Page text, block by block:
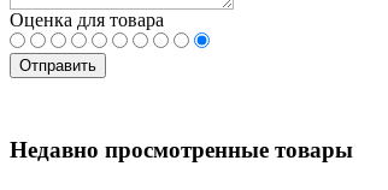
Оценка для товара
Недавно просмотренные товары